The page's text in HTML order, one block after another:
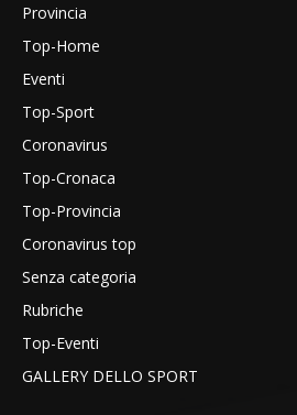
Provincia
Top-Home
Eventi
Top-Sport
Coronavirus
Top-Cronaca
Top-Provincia
Coronavirus top
Senza categoria
Rubriche
Top-Eventi
GALLERY DELLO SPORT